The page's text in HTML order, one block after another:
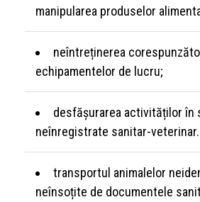
manipularea produselor
neîntreținerea
echipamentelor de lucru;
desfășurarea activităților în
neînregistrate sanitar-veterinar.
transportul animalelor
neînsoțite de documentele